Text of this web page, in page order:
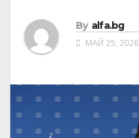
By alfa.bg
МАЙ 25, 2026